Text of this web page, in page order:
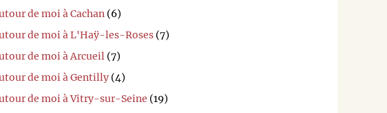
de moi à Cachan (6)
de moi à L'Haÿ-les-Roses (7)
de moi à Arcueil (7)
de moi à Gentilly (4)
de moi à Vitry-sur-Seine (19)